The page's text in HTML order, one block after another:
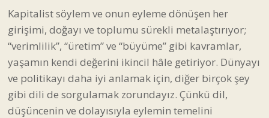
Kapitalist söylem ve onun eyleme dönüşen her
girişimi, doğayı ve toplumu sürekli metalaştırıyor;
“verimlilik”, “üretim” ve “büyüme” gibi kavramlar,
yaşamın kendi değerini ikincil hâle getiriyor. Dünyayı
ve politikayı daha iyi anlamak için, diğer birçok şey
gibi dili de sorgulamak zorundayız. Çünkü dil,
düşüncenin ve dolayısıyla eylemin temelini